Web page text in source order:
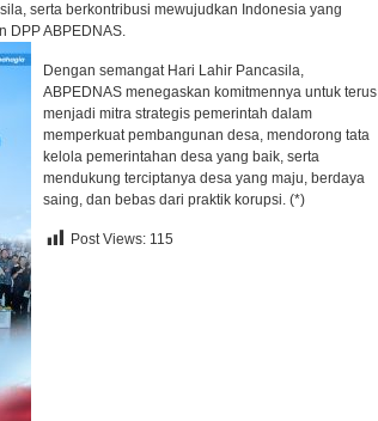
serta berkontribusi mewujudkan Indonesia yang
DPP ABPEDNAS.
Dengan semangat Hari Lahir Pancasila,
ABPEDNAS menegaskan komitmennya untuk terus
menjadi mitra strategis pemerintah dalam
memperkuat pembangunan desa, mendorong tata
kelola pemerintahan desa yang baik, serta
mendukung terciptanya desa yang maju, berdaya
saing, dan bebas dari praktik korupsi. (*)
Post Views: 115